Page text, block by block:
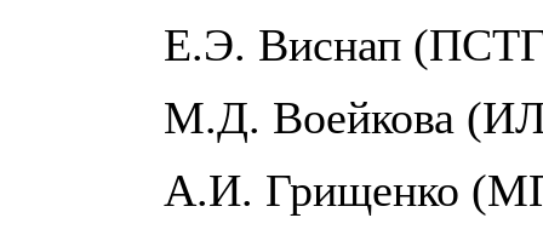
Е.Э. Виснап
М.Д. Воейкова
А.И. Грищенко